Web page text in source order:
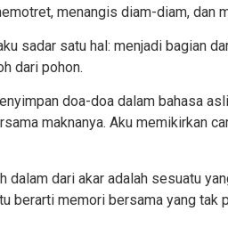
menangis diam-diam, dan
sadar satu hal: menjadi bagian
dari pohon.
doa-doa dalam bahasa
maknanya. Aku memikirkan
dalam dari akar adalah sesuatu
berarti memori bersama yang tak